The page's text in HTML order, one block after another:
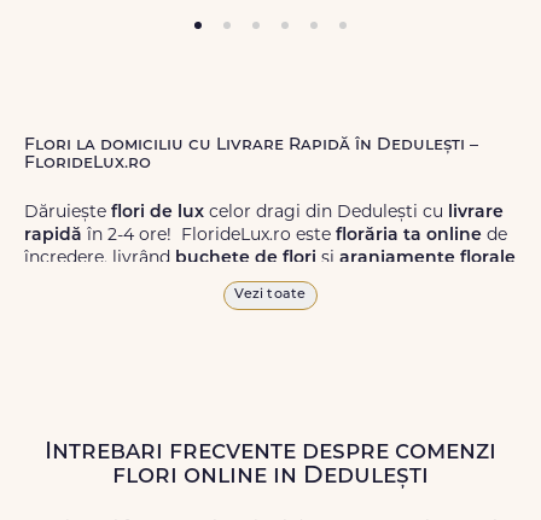
Flori la domiciliu cu Livrare Rapidă în Dedulești –
FlorideLux.ro
Dăruiește flori de lux celor dragi din Dedulești cu livrare
rapidă în 2-4 ore! FlorideLux.ro este florăria ta online de
încredere, livrând buchete de flori și aranjamente florale
de calitate superioară în Dedulești și în toată România.
Livrăm buchete de florichiar și în weekend, pentru ca tu
să poți adresa un gest frumos atunci când ai nevoie.
Vezi toate
Intrebari frecvente despre comenzi
flori online in Dedulești